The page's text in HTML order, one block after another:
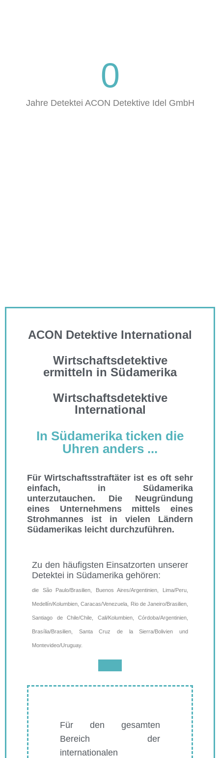
0
Jahre Detektei ACON Detektive Idel GmbH
ACON Detektive International
Wirtschaftsdetektive
ermitteln in Südamerika
Wirtschaftsdetektive
International
In Südamerika ticken die
Uhren anders ...
Für Wirtschaftsstraftäter ist es oft sehr
einfach, in Südamerika
unterzutauchen. Die Neugründung
eines Unternehmens mittels eines
Strohmannes ist in vielen Ländern
Südamerikas leicht durchzuführen.
Zu den häufigsten Einsatzorten unserer
Detektei in Südamerika gehören:
die São Paulo/Brasilien, Buenos Aires/Argentinien, Lima/Peru,
Medellín/Kolumbien, Caracas/Venezuela, Rio de Janeiro/Brasilien,
Santiago de Chile/Chile, Cali/Kolumbien, Córdoba/Argentinien,
Brasília/Brasilien, Santa Cruz de la Sierra/Bolivien und
Montevideo/Uruguay.
Für den gesamten
Bereich der
internationalen